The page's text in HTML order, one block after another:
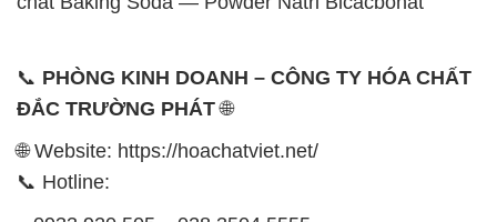
🌐 Website: https://hoachatviet.net/
– 0933.920.505 – 028.3504.5555
028.3756.1841- 028.3756.1842